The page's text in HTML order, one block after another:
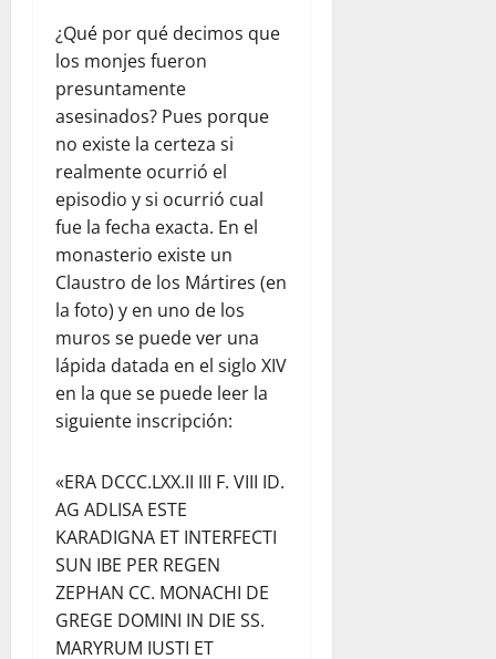
¿Qué por qué decimos que
los monjes fueron
presuntamente
asesinados? Pues porque
no existe la certeza si
realmente ocurrió el
episodio y si ocurrió cual
fue la fecha exacta. En el
monasterio existe un
Claustro de los Mártires (en
la foto) y en uno de los
muros se puede ver una
lápida datada en el siglo XIV
en la que se puede leer la
siguiente inscripción:
«ERA DCCC.LXX.II III F. VIII ID.
AG ADLISA ESTE
KARADIGNA ET INTERFECTI
SUN IBE PER REGEN
ZEPHAN CC. MONACHI DE
GREGE DOMINI IN DIE SS.
MARYRUM IUSTI ET